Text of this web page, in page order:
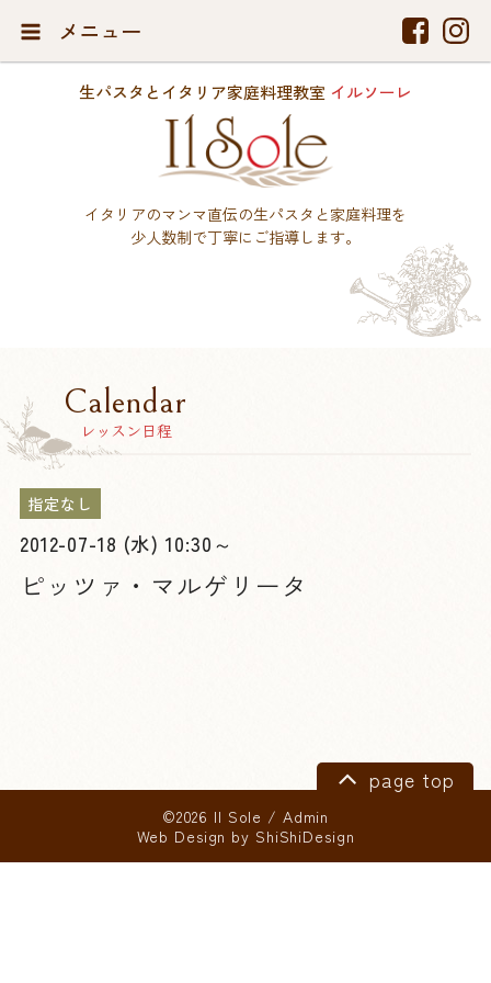
メニュー
生パスタとイタリア家庭料理教室 イルソーレ
イタリアのマンマ直伝の生パスタと家庭料理を
少人数制で丁寧にご指導します。
Calendar
レッスン日程
指定なし
2012-07-18 (水) 10:30～
ピッツァ・マルゲリータ
page top
©2026 Il Sole / Admin
Web Design by ShiShiDesign